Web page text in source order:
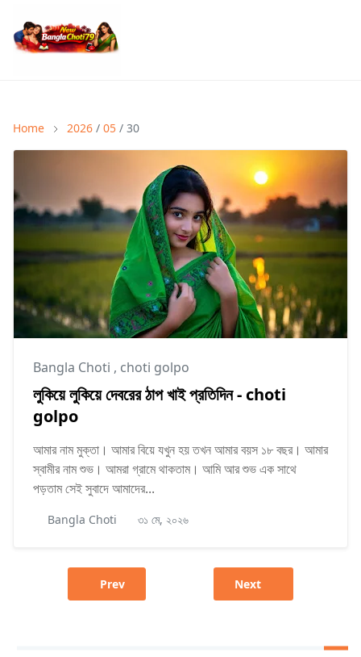
Home 2026 / 05 / 30
Bangla Choti , choti golpo
লুকিয়ে লুকিয়ে দেবরের ঠাপ খাই প্রতিদিন - choti
golpo
আমার নাম মুক্তা। আমার বিয়ে যখুন হয় তখন আমার বয়স ১৮ বছর। আমার
স্বামীর নাম শুভ। আমরা গ্রামে থাকতাম। আমি আর শুভ এক সাথে
পড়তাম সেই সুবাদে আমাদের...
Bangla Choti ৩১ মে, ২০২৬
Prev Next